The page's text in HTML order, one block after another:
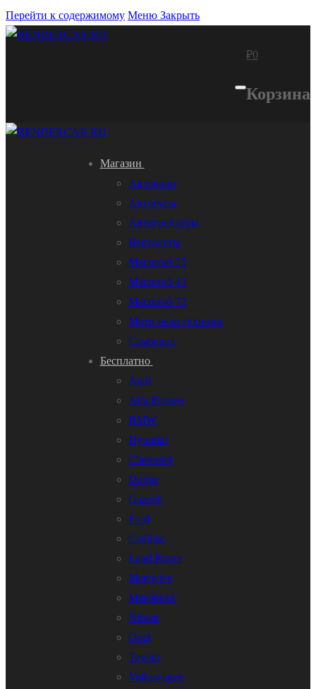
Перейти к содержимому Меню Закрыть
₽0
Корзина
Магазин
Автокран
Автобусы
Автогрейдеры
Вертолеты
Масштаб 35
Масштаб 43
Масштаб 72
Мото-вело техника
Самосвал
Бесплатно
Audi
Alfa Romeo
BMW
Hyundai
Chevrolet
Dodge
Gazelle
Ford
Cadillac
Land Rover
Mercedes
Mitsubishi
Nissan
Opel
Toyota
Volkswagen